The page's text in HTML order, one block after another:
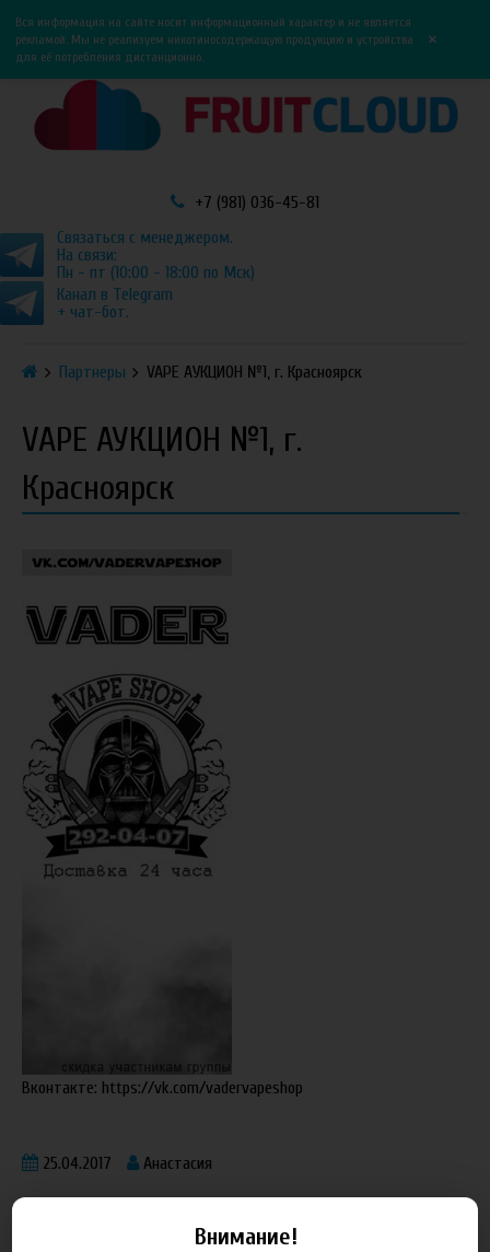
0
Вся информация на сайте носит информационный характер и не является
рекламой. Мы не реализуем никотиносодержащую продукцию и устройства
для её потребления дистанционно.
×
+7 (981) 036-45-81
Связаться с менеджером.
На связи:
Пн - пт (10:00 - 18:00 по Мск)
Канал в Telegram
+ чат-бот.
Партнеры VAPE АУКЦИОН №1, г. Красноярск
VAPE АУКЦИОН №1, г.
Красноярск
Вконтакте: https://vk.com/vadervapeshop
25.04.2017 Анастасия
Внимание!